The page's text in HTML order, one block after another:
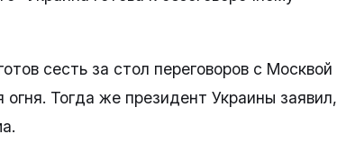
сесть за стол переговоров с Москвой
Тогда же президент Украины заявил,